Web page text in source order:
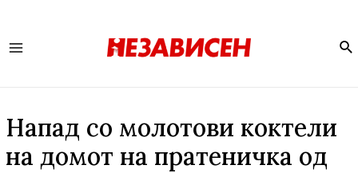
Напад со молотови коктели
на домот на пратеничка од